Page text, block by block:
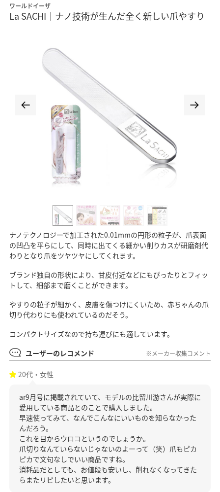
ワールドイーザ
La SACHI｜ナノ技術が生んだ全く新しい爪やすり
ナノテクノロジーで加工された0.01mmの円形の粒子が、爪表面
の凹凸を平らにして、同時に出てくる細かい削りカスが研磨剤代
わりとなり爪をツヤツヤにしてくれます。
ブランド独自の形状により、甘皮付近などにもぴったりとフィッ
トして、細部まで磨くことができます。
やすりの粒子が細かく、皮膚を傷つけにくいため、赤ちゃんの爪
切り代わりにも使われているのだそう。
コンパクトサイズなので持ち運びにも適しています。
ユーザーのレコメンド
※メーカー収集コメント
20代・女性
ar9月号に掲載されていて、モデルの比留川游さんが実際に
愛用している商品とのことで購入しました。
早速使ってみて、なんでこんなにいいものを知らなかった
んだろう。
これを目からウロコというのでしょうか。
爪切りなんていらないじゃないのよーって（笑）爪もピカ
ピカで文句なしでいい商品ですね。
消耗品だとしても、お値段も安いし、削れなくなってきた
らまたリピしたいと思います。